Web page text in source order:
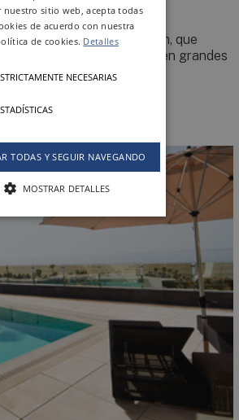
nuevos formatos Premium, que
naturalidad y elegancia en grandes
nuestro sitio web, acepta todas
de acuerdo con nuestra
de cookies. Detalles
NECESARIAS
TODAS Y SEGUIR NAVEGANDO
MOSTRAR DETALLES